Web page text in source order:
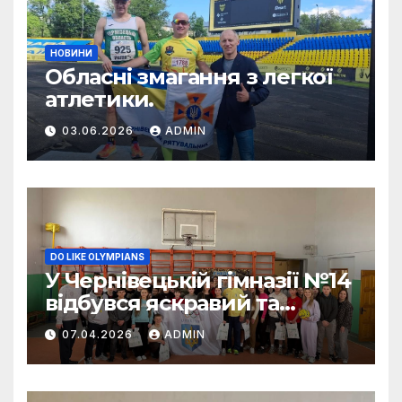
НОВИНИ
Обласні змагання з легкої
атлетики.
03.06.2026 ADMIN
DO LIKE OLYMPIANS
У Чернівецькій гімназії №14
відбувся яскравий та
енергійний захід
07.04.2026 ADMIN